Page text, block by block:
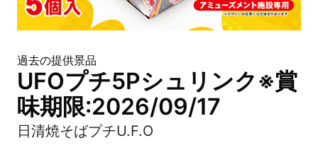
過去の提供景品
UFOプチ5Pシュリンク※賞
味期限:2026/09/17
日清焼そばプチU.F.O